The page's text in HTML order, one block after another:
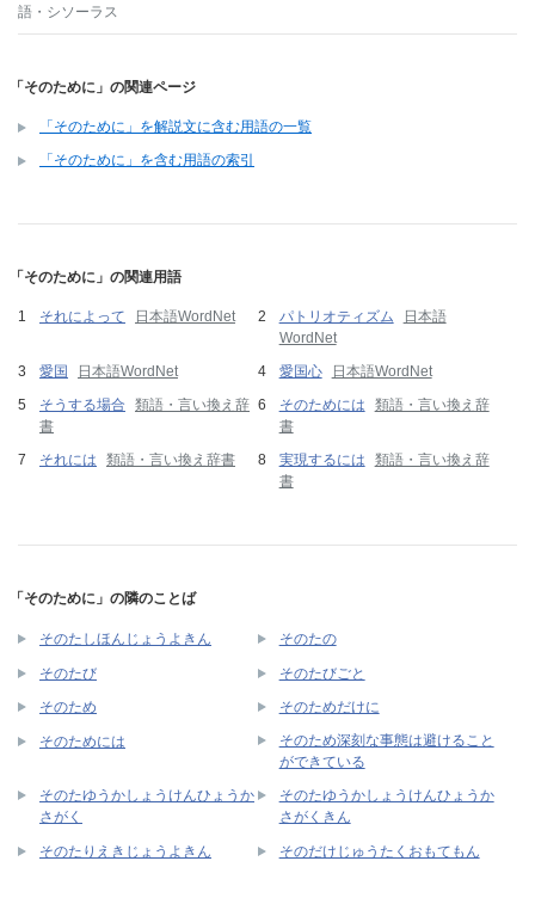
語・シソーラス
「そのために」の関連ページ
「そのために」を解説文に含む用語の一覧
「そのために」を含む用語の索引
「そのために」の関連用語
それによって 日本語WordNet パトリオティズム
日本語
WordNet
愛国
日本語WordNet 愛国心
日本語WordNet
そうする場合
類語・言い換え辞
書
そのためには
類語・言い換え辞
書
それには
類語・言い換え辞書 実現するには
類語・言い換え辞
書
「そのために」の隣のことば
そのたしほんじょうよきん そのたの
そのたび そのたびごと
そのため そのためだけに
そのためには
そのため深刻な事態は避けること
ができている
そのたゆうかしょうけんひょうか
さがく
そのたゆうかしょうけんひょうか
さがくきん
そのたりえきじょうよきん そのだけじゅうたくおもてもん